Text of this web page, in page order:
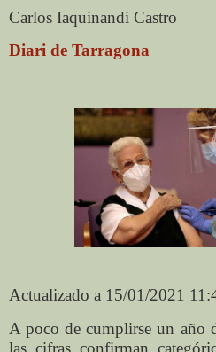
Carlos Iaquinandi Castro
Diari de Tarragona
Actualizado a 15/01/2021
A poco de cumplirse un año
las cifras confirman